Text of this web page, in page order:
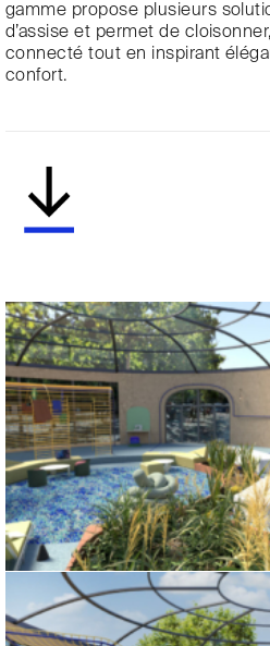
gamme propose plusieurs
d’assise et permet de
connecté tout en inspirant
confort.